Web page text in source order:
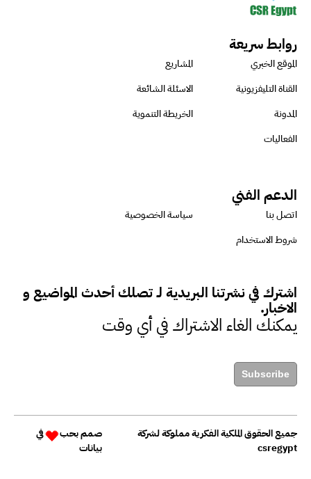
روابط سريعة
الموقع الخبري
المشاريع
القناة التليفزيونية
الاسئلة الشائعة
المدونة
الخريطة التنموية
الفعاليات
الدعم الفني
اتصل بنا
سياسة الخصوصية
شروط الاستخدام
اشترك في نشرتنا البريدية لـ تصلك أحدث المواضيع و
الاخبار.
يمكنك الغاء الاشتراك في أي وقت
Subscribe
جميع الحقوق الملكية الفكرية مملوكة لشركة
csregypt
صمم بحب
في
بيانات